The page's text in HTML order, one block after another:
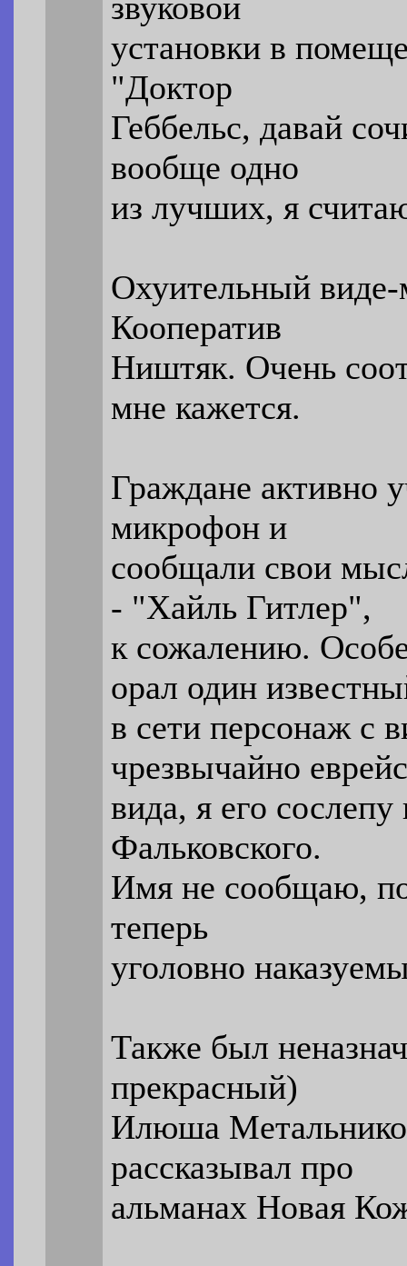
установки в
"Доктор
Геббельс, давай
вообще одно
из лучших, я
Охуительный
Кооператив
Ништяк. Очень
мне кажется.
Граждане активно
микрофон и
сообщали свои
- "Хайль Гитлер",
к сожалению.
орал один
в сети персонаж с
чрезвычайно
вида, я его
Фальковского.
Имя не сообщаю,
теперь
уголовно
Также был
прекрасный)
Илюша
рассказывал про
альманах Новая